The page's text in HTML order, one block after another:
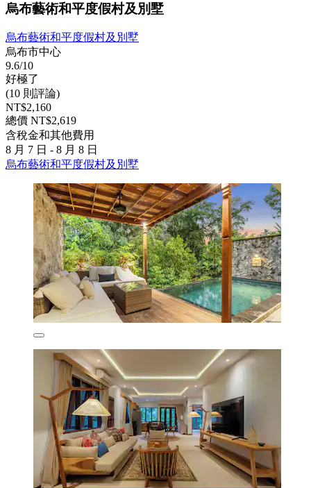
烏布藝術和平度假村及別墅
烏布藝術和平度假村及別墅
烏布市中心
9.6/10
好極了
(10 則評論)
NT$2,160
總價 NT$2,619
含稅金和其他費用
8 月 7 日 - 8 月 8 日
烏布藝術和平度假村及別墅